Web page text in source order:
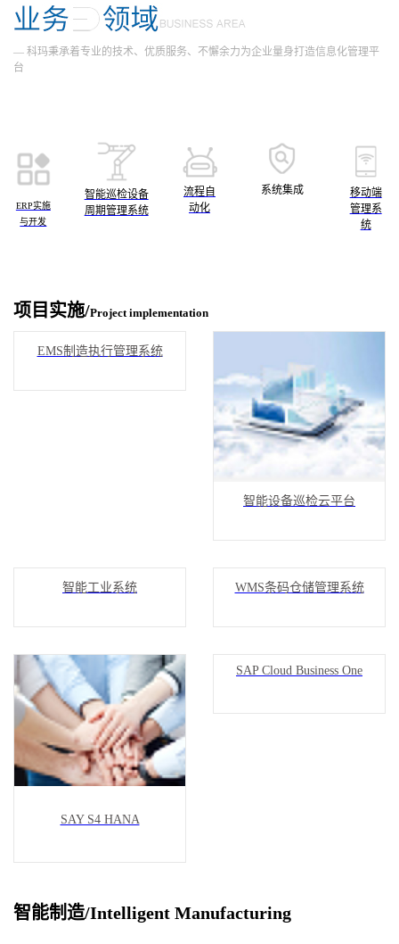
— 科玛秉承着专业的技术、优质服务、不懈余力为企业量身打造信息化管理平
台
ERP实施
与开发
智能巡检设备
周期管理系统
流程自
动化
系统集成
移动端
管理系
统
项目实施/Project implementation
EMS制造执行管理系统
智能设备巡检云平台
智能工业系统 WMS条码仓储管理系统
SAY S4 HANA
SAP Cloud Business One
智能制造/Intelligent Manufacturing